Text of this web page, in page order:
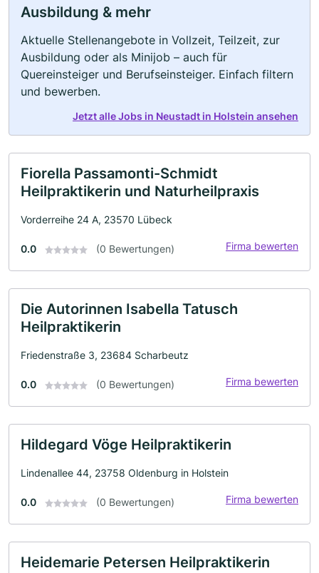
Ausbildung & mehr
Aktuelle Stellenangebote in Vollzeit, Teilzeit, zur
Ausbildung oder als Minijob – auch für
Quereinsteiger und Berufseinsteiger. Einfach filtern
und bewerben.
Jetzt alle Jobs in Neustadt in Holstein ansehen
Fiorella Passamonti-Schmidt
Heilpraktikerin und Naturheilpraxis
Vorderreihe 24 A, 23570 Lübeck
0.0 (0 Bewertungen) Firma bewerten
Die Autorinnen Isabella Tatusch
Heilpraktikerin
Friedenstraße 3, 23684 Scharbeutz
0.0 (0 Bewertungen) Firma bewerten
Hildegard Vöge Heilpraktikerin
Lindenallee 44, 23758 Oldenburg in Holstein
0.0 (0 Bewertungen) Firma bewerten
Heidemarie Petersen Heilpraktikerin